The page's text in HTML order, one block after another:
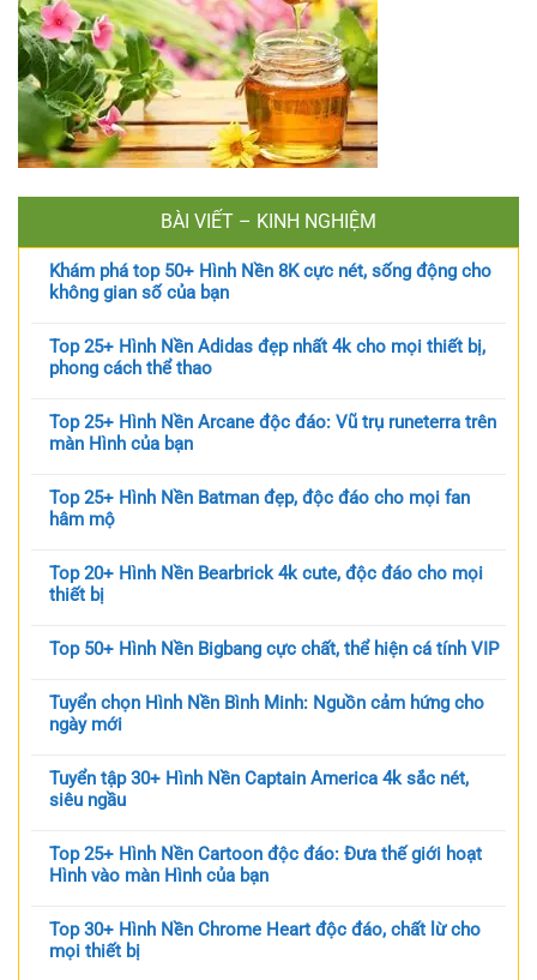
BÀI VIẾT – KINH NGHIỆM
Khám phá top 50+ Hình Nền 8K cực nét, sống động cho
không gian số của bạn
Top 25+ Hình Nền Adidas đẹp nhất 4k cho mọi thiết bị,
phong cách thể thao
Top 25+ Hình Nền Arcane độc đáo: Vũ trụ runeterra trên
màn Hình của bạn
Top 25+ Hình Nền Batman đẹp, độc đáo cho mọi fan
hâm mộ
Top 20+ Hình Nền Bearbrick 4k cute, độc đáo cho mọi
thiết bị
Top 50+ Hình Nền Bigbang cực chất, thể hiện cá tính VIP
Tuyển chọn Hình Nền Bình Minh: Nguồn cảm hứng cho
ngày mới
Tuyển tập 30+ Hình Nền Captain America 4k sắc nét,
siêu ngầu
Top 25+ Hình Nền Cartoon độc đáo: Đưa thế giới hoạt
Hình vào màn Hình của bạn
Top 30+ Hình Nền Chrome Heart độc đáo, chất lừ cho
mọi thiết bị